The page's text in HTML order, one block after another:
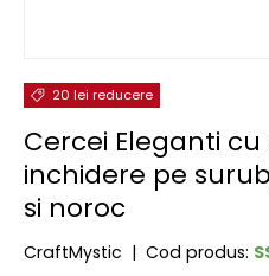
20 lei reducere
Cercei Eleganti
inchidere pe
si noroc
CraftMystic | Cod produs: